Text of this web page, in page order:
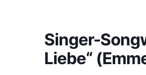
Singer-
Liebe“